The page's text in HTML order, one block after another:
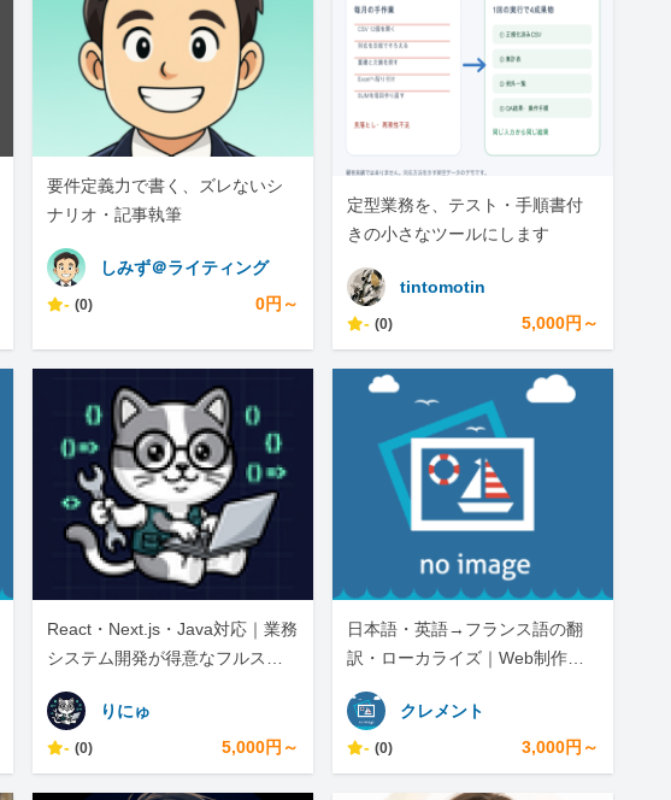
要件定義力で書く、ズレないシ
ナリオ・記事執筆
しみず＠ライティング
- (0) 0円～
定型業務を、テスト・手順書付
きの小さなツールにします
tintomotin
- (0) 5,000円～
React・Next.js・Java対応｜業務
システム開発が得意なフルスタ
りにゅ
- (0) 5,000円～
日本語・英語→フランス語の翻
訳・ローカライズ｜Web制作・A
クレメント
- (0) 3,000円～